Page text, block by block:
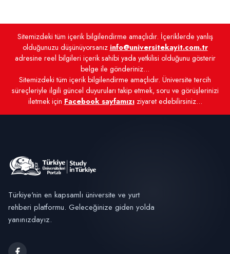
Sitemizdeki tüm içerik bilgilendirme amaçlıdır. İçeriklerde yanlış
olduğunuzu düşünüyorsanız info@universitekayit.com.tr
adresine reel bilgileri içerik sahibi yada yetkilisi olduğunu gösterir
belge ile gönderiniz...
Sitemizdeki tüm içerik bilgilendirme amaçlıdır. Üniversite tercih
süreçleriyle ilgili güncel duyuruları takip etmek, soru ve görüşlerinizi
iletmek için Facebook sayfamızıziyaret edebilirsiniz...
Türkiye'nin en kapsamlı üniversite ve yurt
rehberi platformu. Geleceğinize giden yolda
yanınızdayız.